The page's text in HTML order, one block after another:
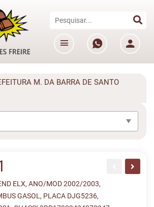
M. DA BARRA DE SANTO
ELX, ANO/MOD 2002/2003,
GASOL, PLACA DJG5236,